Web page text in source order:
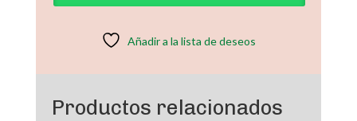
Añadir a la lista de deseos
Productos relacionados